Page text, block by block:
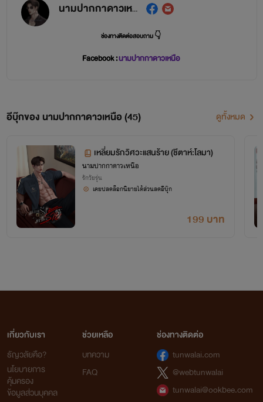
นามปากกาดาวเหนือ
ช่องทางติดต่อสอบถาม 👇
Facebook :นามปากกาดาวเหนือ
อีบุ๊กของ นามปากกาดาวเหนือ (45) ดูทั้งหมด
เหลี่ยมรักวิศวะแสนร้าย (ชีตาห์:โลมา)
นามปากกาดาวเหนือ
รักวัยรุ่น
199 บาท
เคยปลดล็อกนิยายได้ส่วนลดอีบุ๊ก
เกี่ยวกับเรา
ธัญวลัยคือ?
นโยบายการ
คุ้มครอง
ข้อมูลส่วนบุคคล
ช่วยเหลือ
บทความ
FAQ
ช่องทางติดต่อ
tunwalai.com
@webtunwalai
tunwalai@ookbee.com